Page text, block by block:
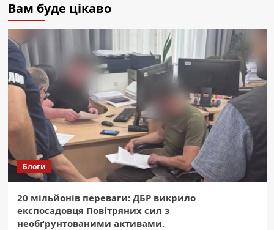
Вам буде цікаво
Блоги
20 мільйонів переваги: ДБР викрило
експосадовця Повітряних сил з
необґрунтованими активами.